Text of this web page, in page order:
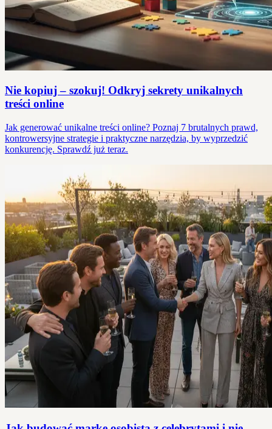
Nie kopiuj – szokuj! Odkryj sekrety unikalnych
treści online
Jak generować unikalne treści online? Poznaj 7 brutalnych prawd,
kontrowersyjne strategie i praktyczne narzędzia, by wyprzedzić
konkurencję. Sprawdź już teraz.